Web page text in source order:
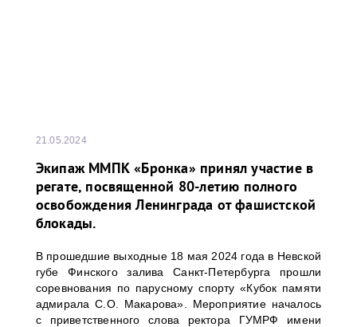
21.05.2024
Экипаж ММПК «Бронка» принял участие в
регате, посвященной 80-летию полного
освобождения Ленинграда от фашистской
блокады.
В прошедшие выходные 18 мая 2024 года в Невской
губе Финского залива Санкт-Петербурга прошли
соревнования по парусному спорту «Кубок памяти
адмирала С.О. Макарова». Мероприятие началось
с приветственного слова ректора ГУМРФ имени